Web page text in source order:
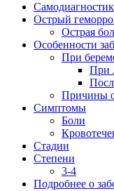
Острый
Острая
Особенности
При
При
Причины
Симптомы
Боли
Стадии
Степени
3-4
Подробнее о